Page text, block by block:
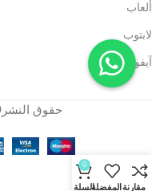
ألعاب
لابتوب
آيفون
حقوق النشر
مقارنةالمفضلة
0
السلة